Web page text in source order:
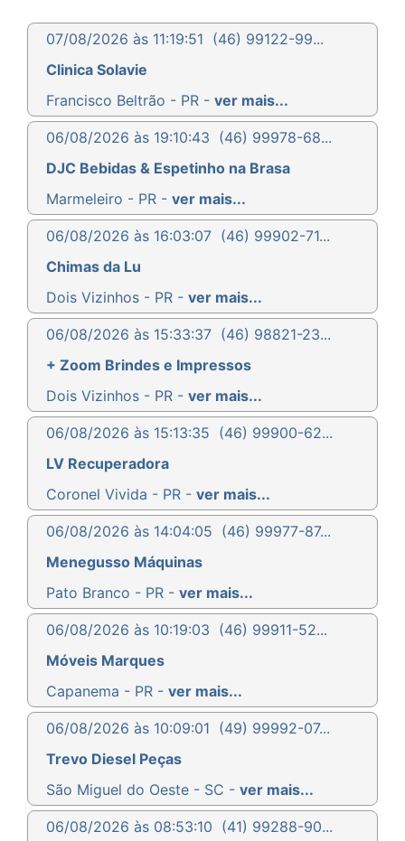
07/08/2026 às 11:19:51 (46) 99122-99...
Clinica Solavie
Francisco Beltrão - PR - ver mais...
06/08/2026 às 19:10:43 (46) 99978-68...
DJC Bebidas & Espetinho na Brasa
Marmeleiro - PR - ver mais...
06/08/2026 às 16:03:07 (46) 99902-71...
Chimas da Lu
Dois Vizinhos - PR - ver mais...
06/08/2026 às 15:33:37 (46) 98821-23...
+ Zoom Brindes e Impressos
Dois Vizinhos - PR - ver mais...
06/08/2026 às 15:13:35 (46) 99900-62...
LV Recuperadora
Coronel Vivida - PR - ver mais...
06/08/2026 às 14:04:05 (46) 99977-87...
Menegusso Máquinas
Pato Branco - PR - ver mais...
06/08/2026 às 10:19:03 (46) 99911-52...
Móveis Marques
Capanema - PR - ver mais...
06/08/2026 às 10:09:01 (49) 99992-07...
Trevo Diesel Peças
São Miguel do Oeste - SC - ver mais...
06/08/2026 às 08:53:10 (41) 99288-90...